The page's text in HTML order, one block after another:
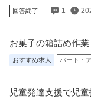
回答終了 1
お菓子の箱詰め作業
おすすめ求人 パート・
児童発達支援で児